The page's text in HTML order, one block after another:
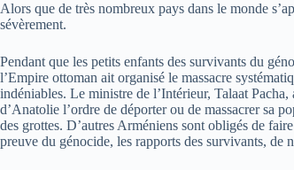
Alors que de très nombreux pays dans le monde
sévèrement.
Pendant que les petits enfants des survivants du
l’Empire ottoman ait organisé le massacre
indéniables. Le ministre de l’Intérieur, Talaat
d’Anatolie l’ordre de déporter ou de massacrer sa
des grottes. D’autres Arméniens sont obligés de
preuve du génocide, les rapports des survivants, de